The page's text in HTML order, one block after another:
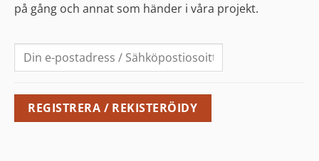
på gång och annat som händer i våra projekt.